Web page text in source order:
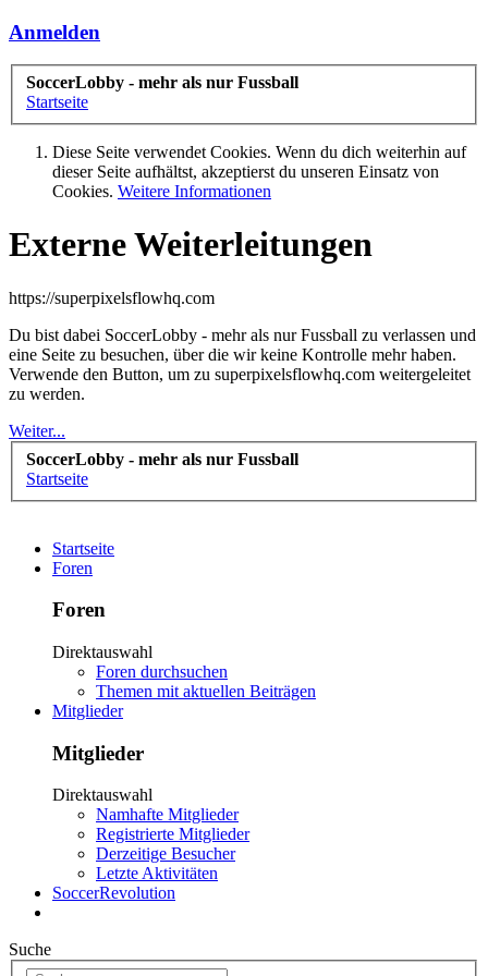
Anmelden
SoccerLobby - mehr als nur Fussball
Startseite
Diese Seite verwendet Cookies. Wenn du dich weiterhin auf
dieser Seite aufhältst, akzeptierst du unseren Einsatz von
Cookies. Weitere Informationen
Externe Weiterleitungen
https://superpixelsflowhq.com
Du bist dabei SoccerLobby - mehr als nur Fussball zu verlassen und
eine Seite zu besuchen, über die wir keine Kontrolle mehr haben.
Verwende den Button, um zu superpixelsflowhq.com weitergeleitet
zu werden.
Weiter...
SoccerLobby - mehr als nur Fussball
Startseite
Startseite
Foren
Foren
Direktauswahl
Foren durchsuchen
Themen mit aktuellen Beiträgen
Mitglieder
Mitglieder
Direktauswahl
Namhafte Mitglieder
Registrierte Mitglieder
Derzeitige Besucher
Letzte Aktivitäten
SoccerRevolution
Suche